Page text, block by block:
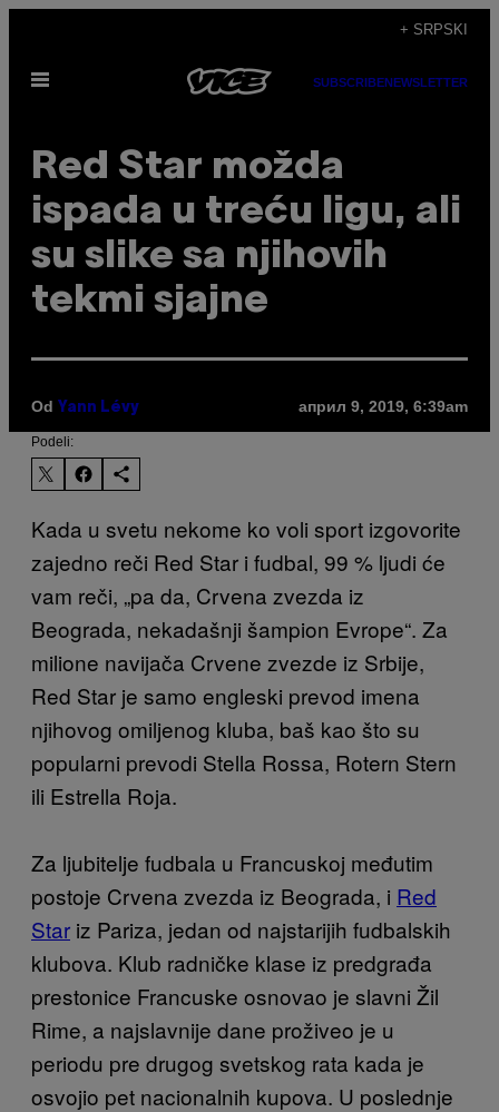
садржај
+ SRPSKI
Otvori
SUBSCRIBENEWSLETTER
Red Star možda
ispada u treću ligu, ali
su slike sa njihovih
tekmi sjajne
Od Yann Lévy април 9, 2019, 6:39am
Podeli:
Kada u svetu nekome ko voli sport izgovorite
zajedno reči Red Star i fudbal, 99 % ljudi će
vam reči, „pa da, Crvena zvezda iz
Beograda, nekadašnji šampion Evrope“. Za
milione navijača Crvene zvezde iz Srbije,
Red Star je samo engleski prevod imena
njihovog omiljenog kluba, baš kao što su
popularni prevodi Stella Rossa, Rotern Stern
ili Estrella Roja.
Za ljubitelje fudbala u Francuskoj međutim
postoje Crvena zvezda iz Beograda, i Red
Star iz Pariza, jedan od najstarijih fudbalskih
klubova. Klub radničke klase iz predgrađa
prestonice Francuske osnovao je slavni Žil
Rime, a najslavnije dane proživeo je u
periodu pre drugog svetskog rata kada je
osvojio pet nacionalnih kupova. U poslednje